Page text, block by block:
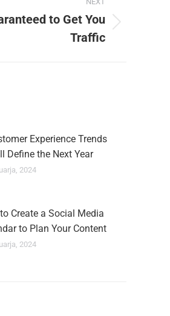
to Get You
Traffic
Experience Trends
Define the Next Year
2024
Create a Social Media
to Plan Your Content
2024